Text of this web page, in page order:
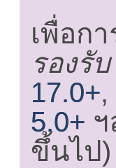
เพื่อก
รองรั
17.0+,
5.0+
ขึ้นไป)